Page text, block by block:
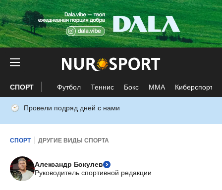
СПОРТ Футбол Теннис Бокс ММА Киберспорт
Провели подряд дней с нами
СПОРТ ДРУГИЕ ВИДЫ СПОРТА
Александр Бокулев
Руководитель спортивной редакции